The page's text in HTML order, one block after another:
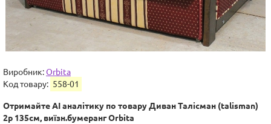
Виробник:Orbita
Код товару: 558-01
Отримайте AI аналітику по товару Диван Талісман (talisman)
2р 135см, виїзн.бумеранг Orbita